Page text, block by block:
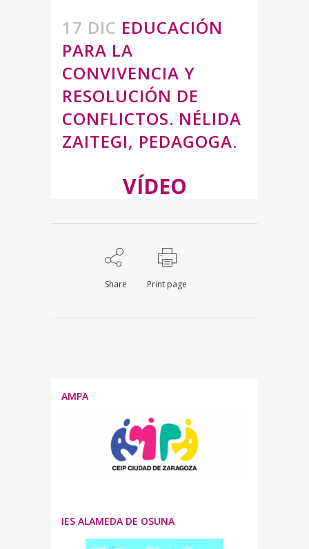
17 DIC EDUCACIÓN
PARA LA
CONVIVENCIA Y
RESOLUCIÓN DE
CONFLICTOS. NÉLIDA
ZAITEGI, PEDAGOGA.
VÍDEO
Share Print page
AMPA
IES ALAMEDA DE OSUNA